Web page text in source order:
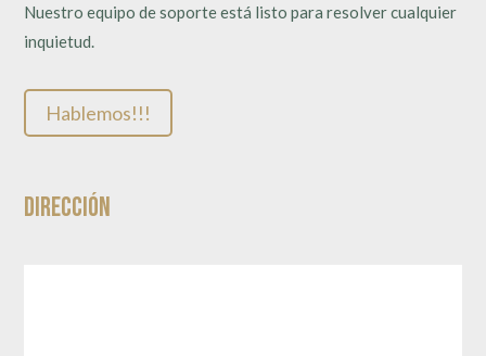
Nuestro equipo de soporte está listo para resolver cualquier
inquietud.
Hablemos!!!
Dirección